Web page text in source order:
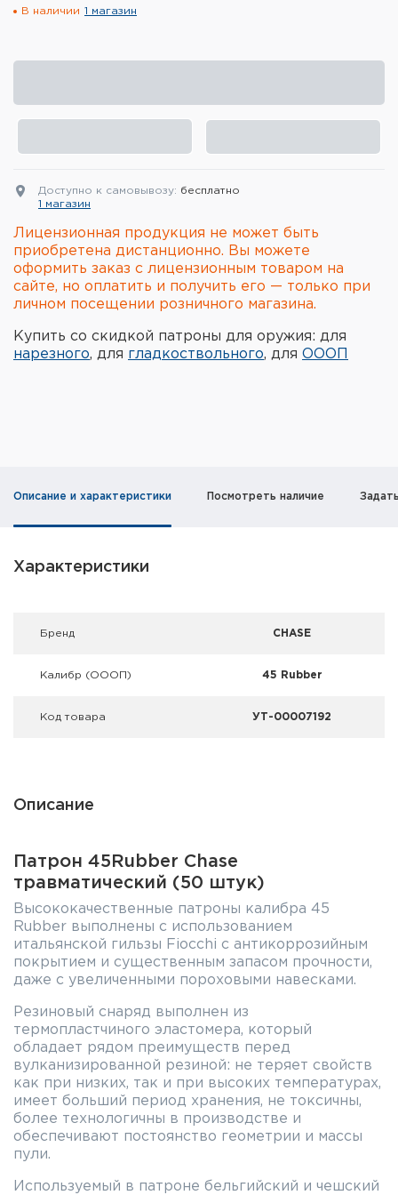
Ремни, патронташи и подсумки
Туристическое снаряжение
Инструменты
Опоры и станки для оружия
Чехлы и кейсы
Релоадинг
В наличии 1 магазин
Доступно к самовывозу: бесплатно
1 магазин
Лицензионная продукция не может быть
приобретена дистанционно. Вы можете
оформить заказ с лицензионным товаром на
сайте, но оплатить и получить его — только при
личном посещении розничного магазина.
Купить со скидкой патроны для оружия: для
нарезного, для гладкоствольного, для ОООП
Описание и характеристики Посмотреть наличие
Характеристики
Брeнд CHASE
Калибр (ОООП) 45 Rubber
Код товара УТ-00007192
Описание
Патрон 45Rubber Chase
травматический (50 штук)
Высококачественные патроны калибра 45
Rubber выполнены с использованием
итальянской гильзы Fiocchi с антикоррозийным
покрытием и существенным запасом прочности,
даже с увеличенными пороховыми навесками.
Резиновый снаряд выполнен из
термопластчиного эластомера, который
обладает рядом преимуществ перед
вулканизированной резиной: не теряет свойств
как при низких, так и при высоких температурах,
имеет больший период хранения, не токсичны,
более технологичны в производстве и
обеспечивают постоянство геометрии и массы
пули.
Используемый в патроне бельгийский и чешский